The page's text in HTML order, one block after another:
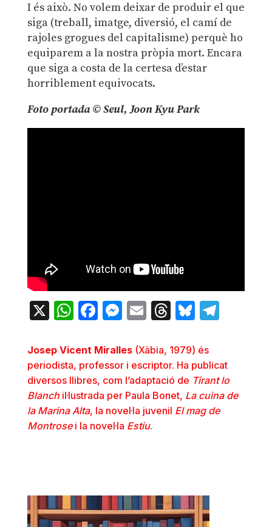
I és això. No volem deixar de produir el que
siga (treball, imatge, diversió, el camí de
rajoles grogues del capitalisme) perquè ho
equiparem a la nostra pròpia mort. Encara
que siga a costa de la certesa d’estar
horriblement equivocats.
Foto portada © Seul,Joon Kyu Park
X WhatsApp
Facebook
Messenger
EmailThreads
Bluesky
Josep Vicent Miralles(Xàbia, 1979) és
periodista, professor i escriptor. Ha publicat
diversos llibres, com l’adaptació de Tirant lo
Blanchil·lustrada per Paula Bonet, La cuina de
la Marina Alta, la novel·la juvenil El mag de
Montrosei la novel·la Estiu.